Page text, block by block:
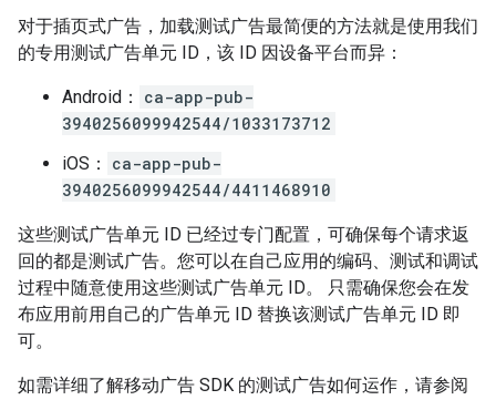
对于插页式广告，加载测试广告最简便的方法就是使用我们
的专用测试广告单元 ID，该 ID 因设备平台而异：
Android：
ca-app-pub-
3940256099942544/1033173712
iOS：
ca-app-pub-
3940256099942544/4411468910
这些测试广告单元 ID 已经过专门配置，可确保每个请求返
回的都是测试广告。您可以在自己应用的编码、测试和调试
过程中随意使用这些测试广告单元 ID。 只需确保您会在发
布应用前用自己的广告单元 ID 替换该测试广告单元 ID 即
可。
如需详细了解移动广告 SDK 的测试广告如何运作，请参阅